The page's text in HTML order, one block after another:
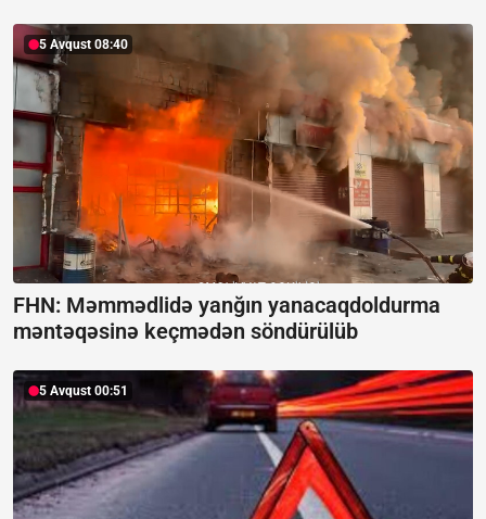
5 Avqust 08:40
FHN: Məmmədlidə yanğın yanacaqdoldurma
məntəqəsinə keçmədən söndürülüb
5 Avqust 00:51